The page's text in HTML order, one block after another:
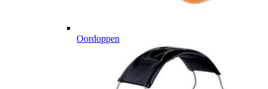
Oordoppen